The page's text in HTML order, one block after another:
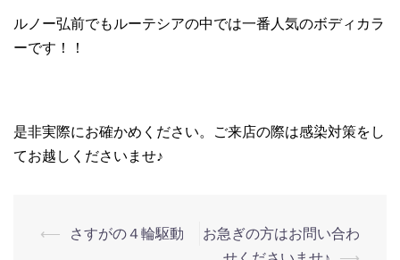
ルノー弘前でもルーテシアの中では一番人気のボディカラ
ーです！！
是非実際にお確かめください。ご来店の際は感染対策をし
てお越しくださいませ♪
⟵ さすがの４輪駆動
お急ぎの方はお問い合わ